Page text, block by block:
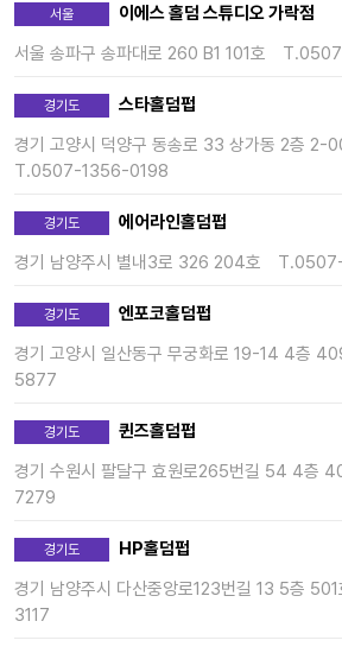
서울
이에스 홀덤 스튜디오 가락점
서울 송파구 송파대로 260 B1 101호
경기도
스타홀덤펍
경기 고양시 덕양구 동송로 33 상가동 2층
T.0507-1356-0198
경기도
에어라인홀덤펍
경기 남양주시 별내3로 326 204호
경기도
엔포코홀덤펍
경기 고양시 일산동구 무궁화로 19-14 4층
5877
경기도
퀸즈홀덤펍
경기 수원시 팔달구 효원로265번길 54 4층
7279
경기도
HP홀덤펍
경기 남양주시 다산중앙로123번길 13 5층 501
3117